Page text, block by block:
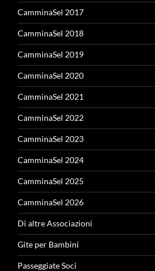
CamminaSel 2017
CamminaSel 2018
CamminaSel 2019
CamminaSel 2020
CamminaSel 2021
CamminaSel 2022
CamminaSel 2023
CamminaSel 2024
CamminaSel 2025
CamminaSel 2026
Di altre Associazioni
Gite per Bambini
Passeggiate Soci